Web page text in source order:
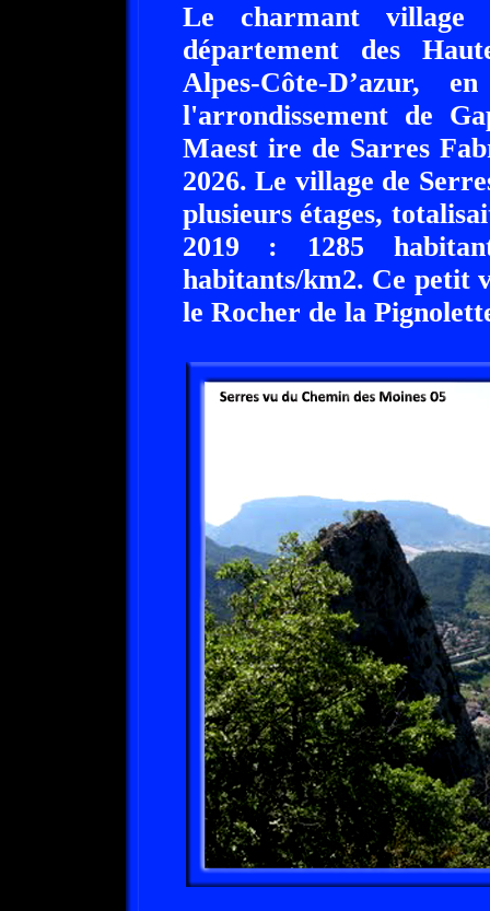
Le charmant
département des
Alpes-Côte-D’azur,
l'arrondissement de
Maest ire de Sarres
2026. Le village de
plusieurs étages,
2019 : 1285
habitants/km2. Ce petit
le Rocher de la